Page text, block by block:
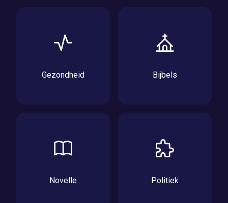
Gezondheid Bijbels
Novelle Politiek